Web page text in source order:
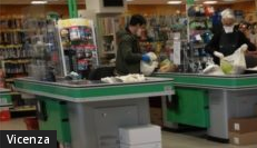
Vicenza